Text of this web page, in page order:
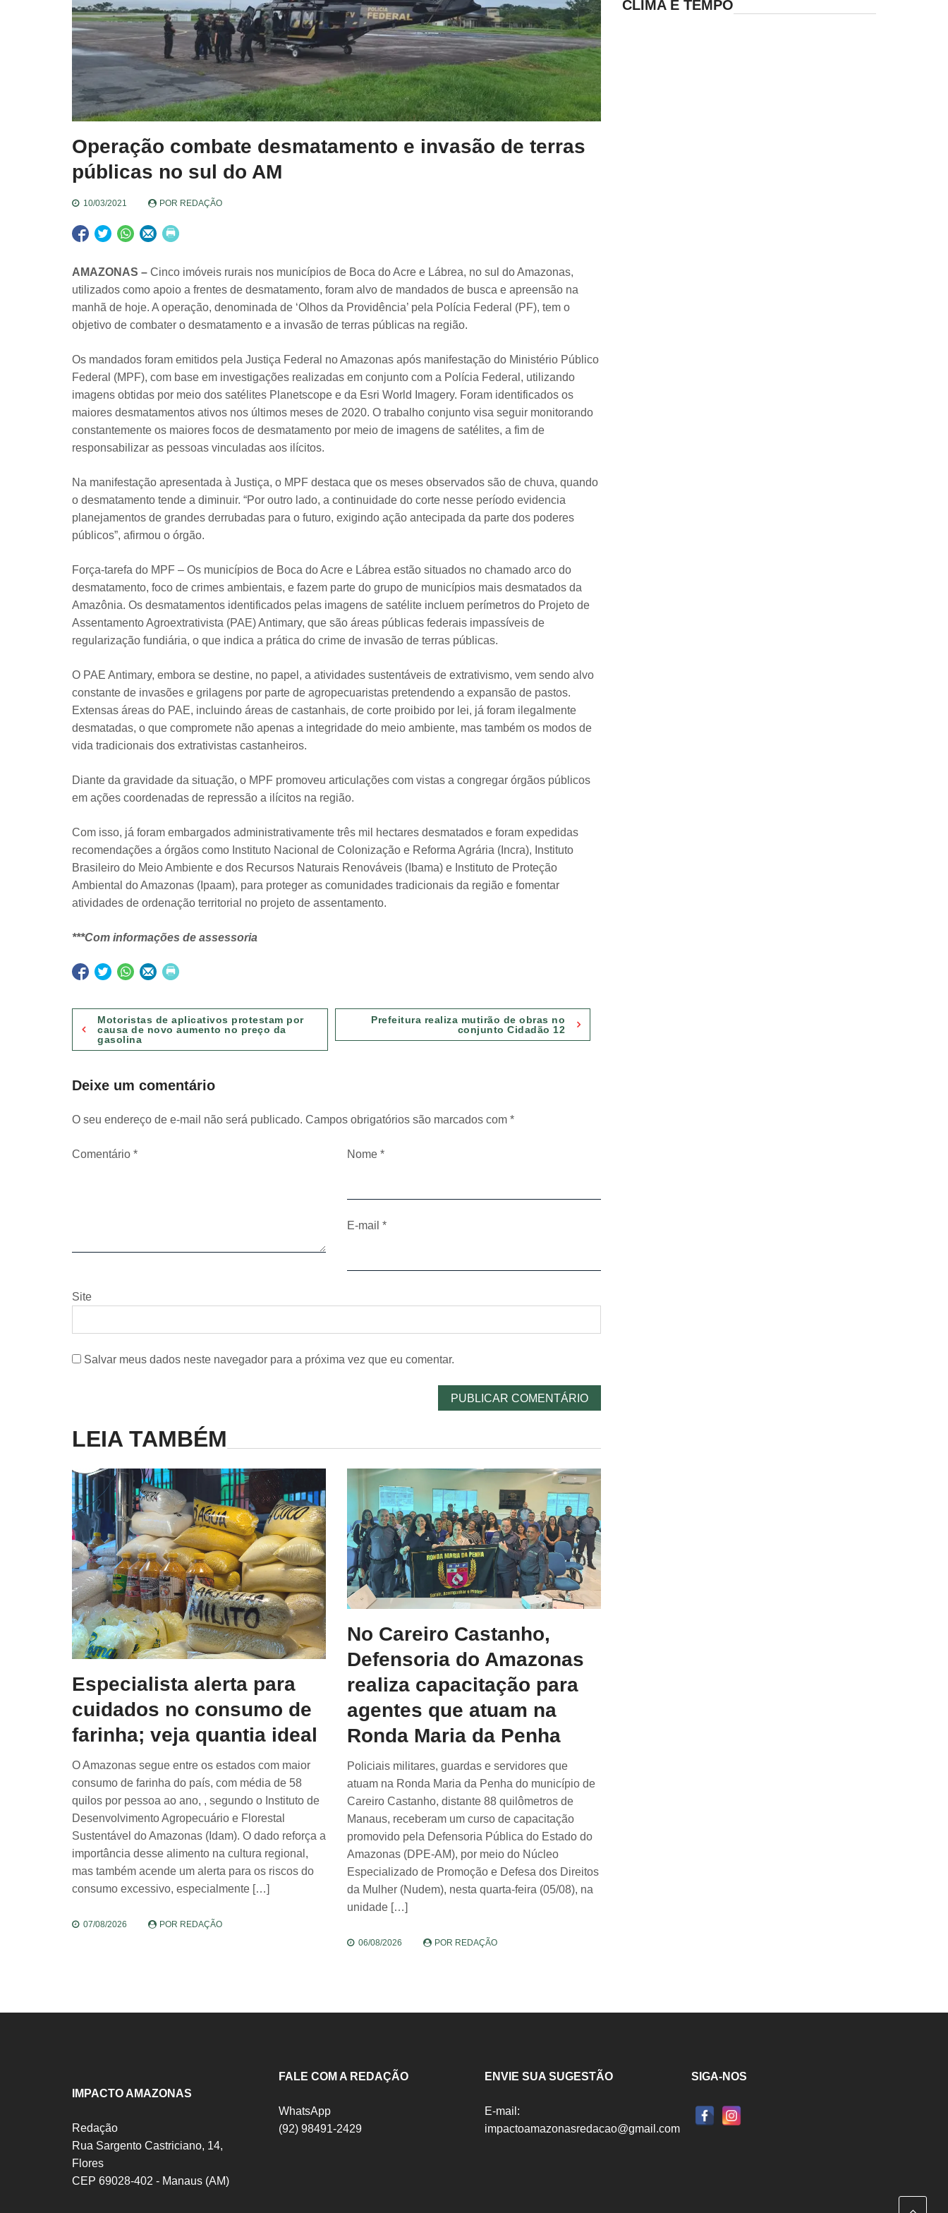
Operação combate desmatamento e invasão de terras
públicas no sul do AM
10/03/2021 POR REDAÇÃO
AMAZONAS – Cinco imóveis rurais nos municípios de Boca do Acre e Lábrea, no sul do Amazonas,
utilizados como apoio a frentes de desmatamento, foram alvo de mandados de busca e apreensão na
manhã de hoje. A operação, denominada de ‘Olhos da Providência’ pela Polícia Federal (PF), tem o
objetivo de combater o desmatamento e a invasão de terras públicas na região.
Os mandados foram emitidos pela Justiça Federal no Amazonas após manifestação do Ministério Público
Federal (MPF), com base em investigações realizadas em conjunto com a Polícia Federal, utilizando
imagens obtidas por meio dos satélites Planetscope e da Esri World Imagery. Foram identificados os
maiores desmatamentos ativos nos últimos meses de 2020. O trabalho conjunto visa seguir monitorando
constantemente os maiores focos de desmatamento por meio de imagens de satélites, a fim de
responsabilizar as pessoas vinculadas aos ilícitos.
Na manifestação apresentada à Justiça, o MPF destaca que os meses observados são de chuva, quando
o desmatamento tende a diminuir. “Por outro lado, a continuidade do corte nesse período evidencia
planejamentos de grandes derrubadas para o futuro, exigindo ação antecipada da parte dos poderes
públicos”, afirmou o órgão.
Força-tarefa do MPF – Os municípios de Boca do Acre e Lábrea estão situados no chamado arco do
desmatamento, foco de crimes ambientais, e fazem parte do grupo de municípios mais desmatados da
Amazônia. Os desmatamentos identificados pelas imagens de satélite incluem perímetros do Projeto de
Assentamento Agroextrativista (PAE) Antimary, que são áreas públicas federais impassíveis de
regularização fundiária, o que indica a prática do crime de invasão de terras públicas.
O PAE Antimary, embora se destine, no papel, a atividades sustentáveis de extrativismo, vem sendo alvo
constante de invasões e grilagens por parte de agropecuaristas pretendendo a expansão de pastos.
Extensas áreas do PAE, incluindo áreas de castanhais, de corte proibido por lei, já foram ilegalmente
desmatadas, o que compromete não apenas a integridade do meio ambiente, mas também os modos de
vida tradicionais dos extrativistas castanheiros.
Diante da gravidade da situação, o MPF promoveu articulações com vistas a congregar órgãos públicos
em ações coordenadas de repressão a ilícitos na região.
Com isso, já foram embargados administrativamente três mil hectares desmatados e foram expedidas
recomendações a órgãos como Instituto Nacional de Colonização e Reforma Agrária (Incra), Instituto
Brasileiro do Meio Ambiente e dos Recursos Naturais Renováveis (Ibama) e Instituto de Proteção
Ambiental do Amazonas (Ipaam), para proteger as comunidades tradicionais da região e fomentar
atividades de ordenação territorial no projeto de assentamento.
***Com informações de assessoria
Navegação
de
Motoristas de aplicativos protestam por
causa de novo aumento no preço da
gasolina
Prefeitura realiza mutirão de obras no
conjunto Cidadão 12
Deixe um comentário
O seu endereço de e-mail não será publicado. Campos obrigatórios são marcados com *
Comentário * Nome*
E-mail*
Site
Salvar meus dados neste navegador para a próxima vez que eu comentar.
LEIA TAMBÉM
Especialista alerta para
cuidados no consumo de
farinha; veja quantia ideal
O Amazonas segue entre os estados com maior
consumo de farinha do país, com média de 58
quilos por pessoa ao ano, , segundo o Instituto de
Desenvolvimento Agropecuário e Florestal
Sustentável do Amazonas (Idam). O dado reforça a
importância desse alimento na cultura regional,
mas também acende um alerta para os riscos do
consumo excessivo, especialmente […]
07/08/2026 POR REDAÇÃO
No Careiro Castanho,
Defensoria do Amazonas
realiza capacitação para
agentes que atuam na
Ronda Maria da Penha
Policiais militares, guardas e servidores que
atuam na Ronda Maria da Penha do município de
Careiro Castanho, distante 88 quilômetros de
Manaus, receberam um curso de capacitação
promovido pela Defensoria Pública do Estado do
Amazonas (DPE-AM), por meio do Núcleo
Especializado de Promoção e Defesa dos Direitos
da Mulher (Nudem), nesta quarta-feira (05/08), na
unidade […]
06/08/2026 POR REDAÇÃO
CLIMA E TEMPO
IMPACTO AMAZONAS
Redação
Rua Sargento Castriciano, 14,
Flores
CEP 69028-402 - Manaus (AM)
FALE COM A REDAÇÃO
WhatsApp
(92) 98491-2429
ENVIE SUA SUGESTÃO
E-mail:
impactoamazonasredacao@gmail.com
SIGA-NOS